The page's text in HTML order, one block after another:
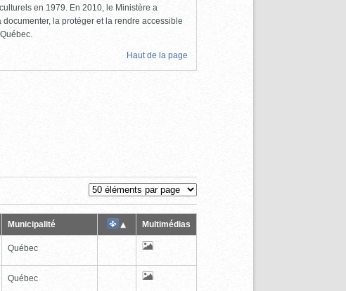
en 1979. En 2010, le Ministère a
la protéger et la rendre accessible
Haut de la page
Municipalité Multimédias
Québec
Québec